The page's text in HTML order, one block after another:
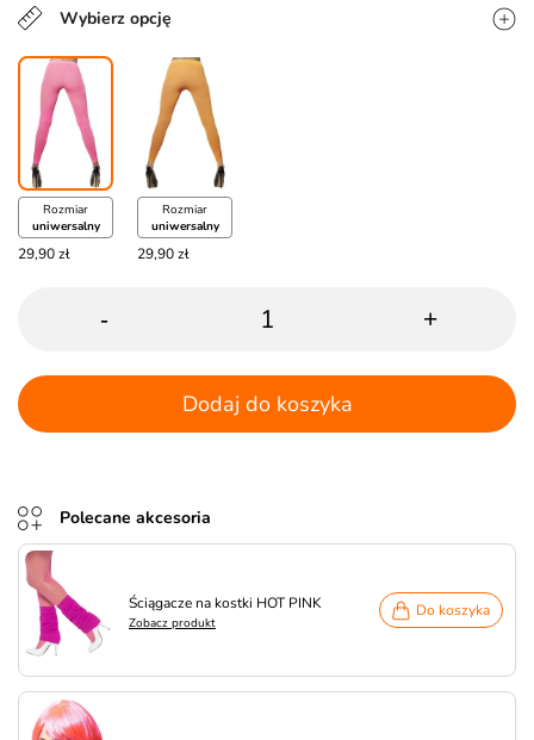
Wybierz opcję
Rozmiar
uniwersalny
29,90 zł
Rozmiar
uniwersalny
29,90 zł
- +
Dodaj do koszyka
Polecane akcesoria
Ściągacze na kostki HOT PINK
Zobacz produkt
Do koszyka